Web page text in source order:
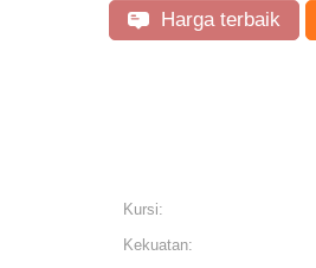
Harga terbaik
Kursi:
Kekuatan: